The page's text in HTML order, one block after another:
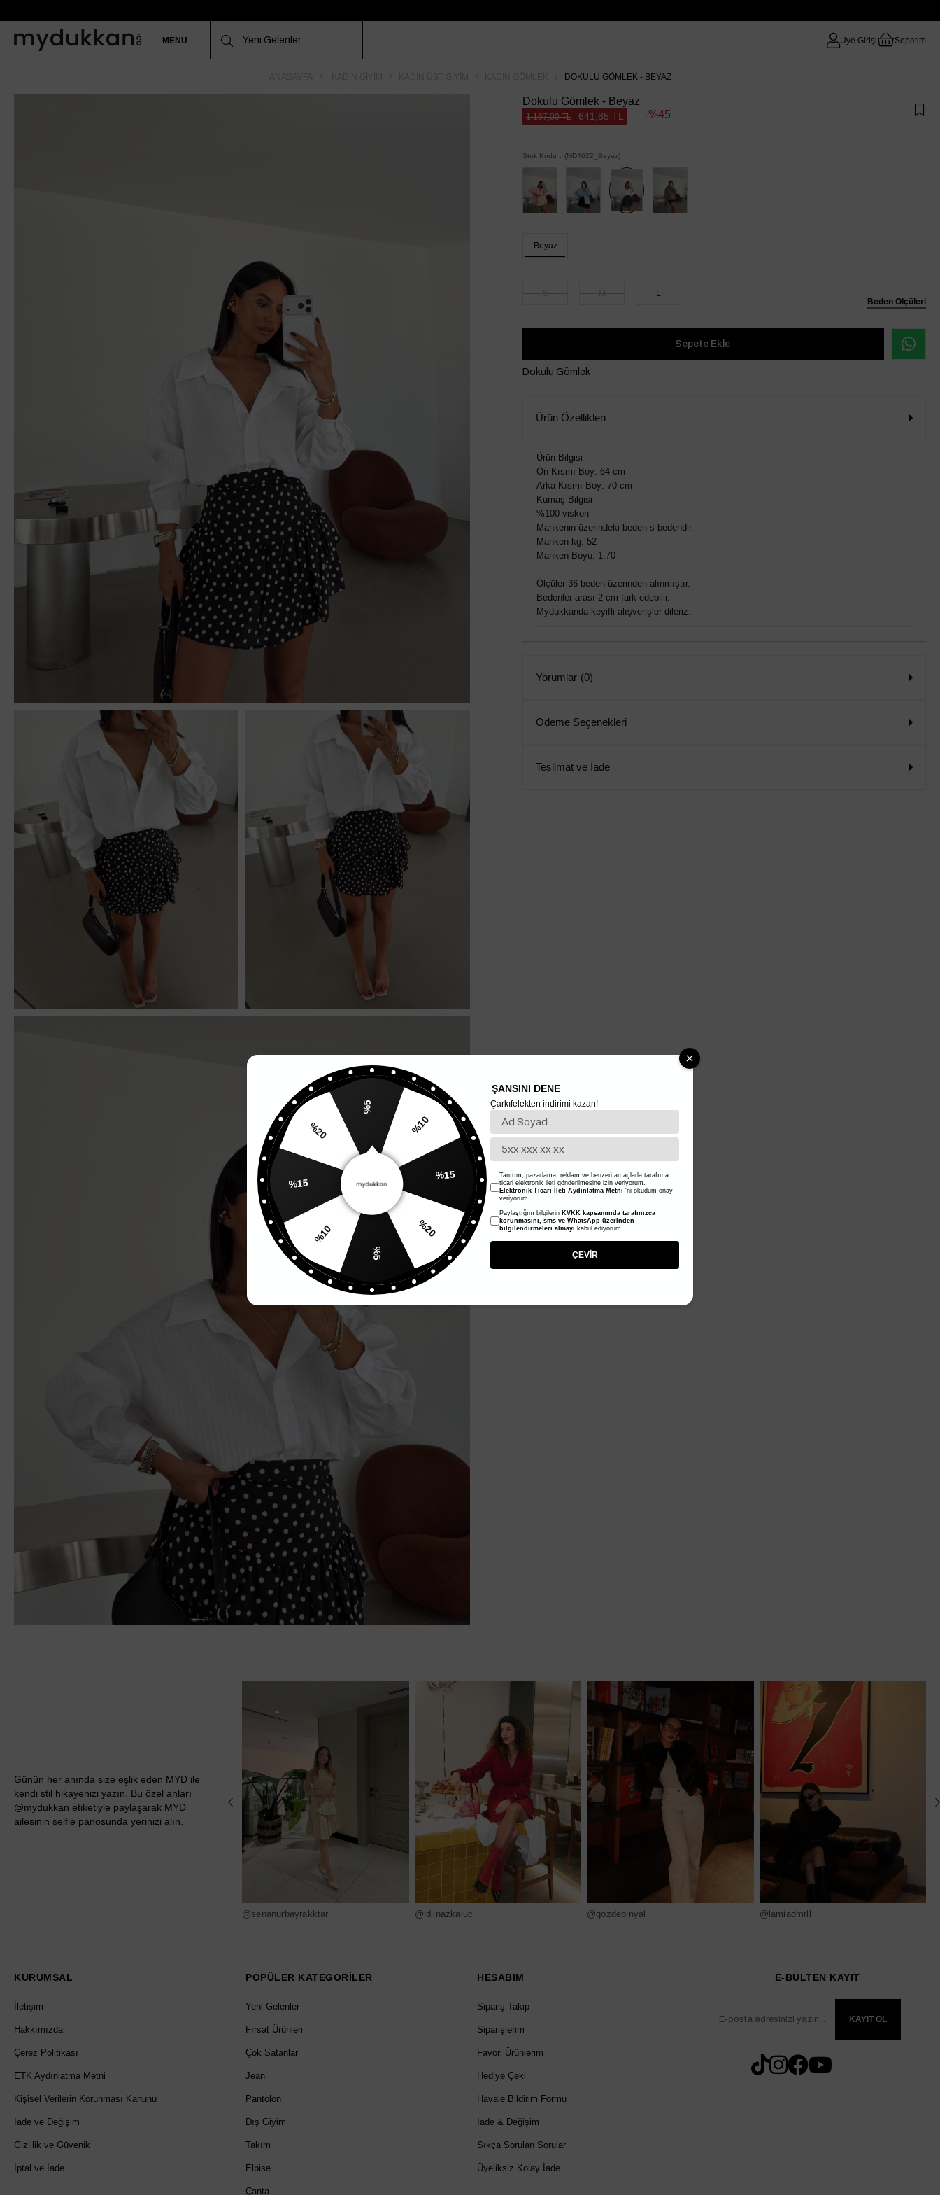
MENÜ Üye Girişi Sepetim
DOKULU GÖMLEK - BEYAZ
Dokulu Gömlek - Beyaz
1.167,00 TL 641,85 TL 45
Stok Kodu (MD4622_Beyaz)
Beden Ölçüleri
Beyaz
L
Dokulu Gömlek
Ürün Özellikleri
Ürün Bilgisi
Ön Kısmı Boy: 64 cm
Arka Kısmı Boy: 70 cm
Kumaş Bilgisi
%100 viskon
Mankenin üzerindeki beden s bedendir.
Manken kg: 52
Manken Boyu: 1.70
Ölçüler 36 beden üzerinden alınmıştır.
Bedenler arası 2 cm fark edebilir.
Mydukkanda keyifli alışverişler dileriz.
Yorumlar (0)
Ödeme Seçenekleri
Teslimat ve İade
Günün her anında size eşlik eden MYD ile
kendi stil hikayenizi yazın. Bu özel anları
@mydukkan etiketiyle paylaşarak MYD
ailesinin selfie panosunda yerinizi alın.
@senanurbayrakktar @idilnazkaluc @gozdebinyal @lamiadmrll
KURUMSAL
İletişim
Hakkımızda
Çerez Politikası
ETK Aydınlatma Metni
Kişisel Verilerin Korunması Kanunu
İade ve Değişim
Gizlilik ve Güvenik
İptal ve İade
POPÜLER KATEGORİLER
Yeni Gelenler
Fırsat Ürünleri
Çok Satanlar
Jean
Pantolon
Dış Giyim
Takım
Elbise
Çanta
HESABIM
Sipariş Takip
Siparişlerim
Favori Ürünlerim
Hediye Çeki
Havale Bildirim Formu
İade & Değişim
Sıkça Sorulan Sorular
Üyeliksiz Kolay İade
E-BÜLTEN KAYIT
KAYIT OL
%5
%10
%15
%20
%5
%10
%15
%20
ŞANSINI DENE
Çarkıfelekten indirimi kazan!
Tanıtım, pazarlama, reklam ve benzeri amaçlarla tarafıma
ticari elektronik ileti gönderilmesine izin veriyorum.
Elektronik Ticari İleti Aydınlatma Metni 'ni okudum onay
veriyorum.
Paylaştığım bilgilerin KVKK kapsamında tarafınızca
korunmasını, sms ve WhatsApp üzerinden
bilgilendirmeleri almayı kabul ediyorum.
ÇEVİR